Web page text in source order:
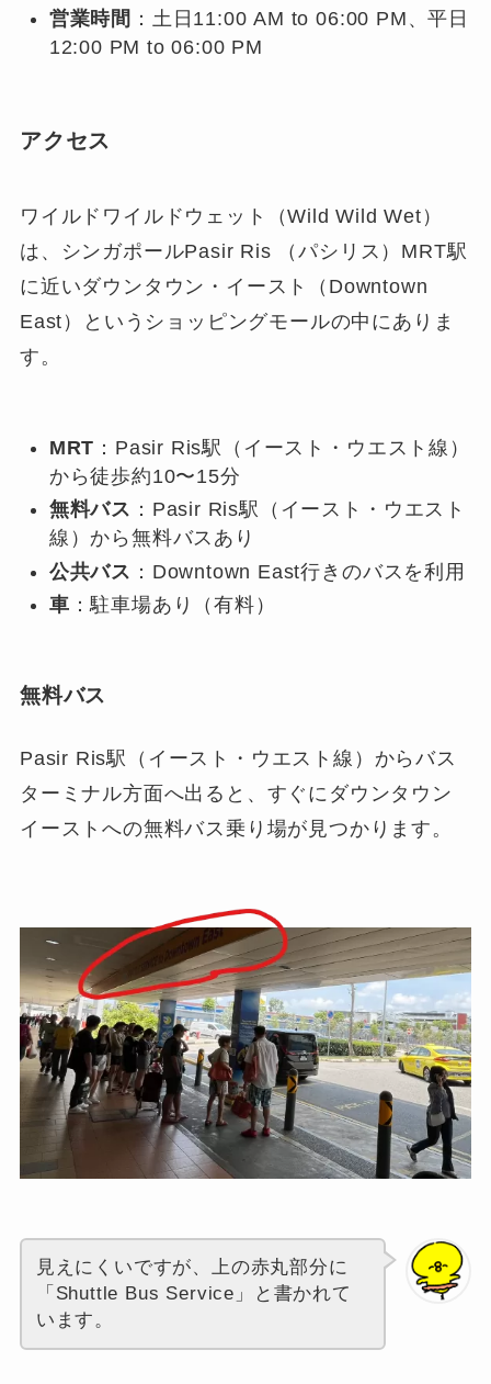
営業時間 ：土日11:00 AM to 06:00 PM、平日
12:00 PM to 06:00 PM
アクセス
ワイルドワイルドウェット（Wild Wild Wet）
は、シンガポールPasir Ris （パシリス）MRT駅
に近いダウンタウン・イースト（Downtown
East）というショッピングモールの中にありま
す。
MRT ：Pasir Ris駅（イースト・ウエスト線）
から徒歩約10〜15分
無料バス ：Pasir Ris駅（イースト・ウエスト
線）から無料バスあり
公共バス ：Downtown East行きのバスを利用
車 ：駐車場あり（有料）
無料バス
Pasir Ris駅（イースト・ウエスト線）からバス
ターミナル方面へ出ると、すぐにダウンタウン
イーストへの無料バス乗り場が見つかります。
見えにくいですが、上の赤丸部分に
「Shuttle Bus Service」
と書かれて
います。